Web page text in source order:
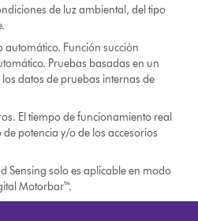
de luz ambiental, del tipo
automático. Función succión
Pruebas basadas en un
datos de pruebas internas de
El tiempo de funcionamiento real
potencia y/o de los accesorios
Sensing solo es aplicable en modo
Motorbar™.